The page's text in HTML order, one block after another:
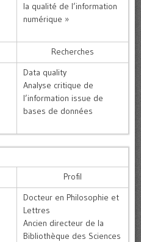
la qualité de l’information
numérique »
Recherches
Data quality
Analyse critique de
l’information issue de
bases de données
Profil
Docteur en Philosophie et
Lettres
Ancien directeur de la
Bibliothèque des Sciences